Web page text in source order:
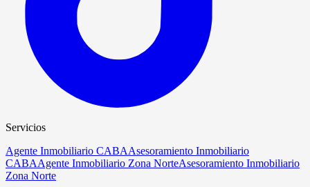
Servicios
Agente Inmobiliario CABAAsesoramiento Inmobiliario
CABAAgente Inmobiliario Zona NorteAsesoramiento Inmobiliario
Zona Norte